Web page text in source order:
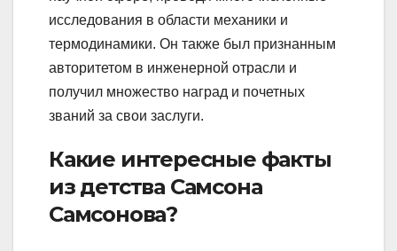
исследования в области механики и
термодинамики. Он также был признанным
авторитетом в инженерной отрасли и
получил множество наград и почетных
званий за свои заслуги.
Какие интересные факты
из детства Самсона
Самсонова?